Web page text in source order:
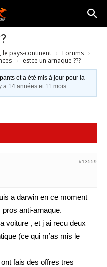
le pays-continent › Forums ›
› estce un arnaque ???
et a été mis à jour pour la
a 14 années et 11 mois.
#13559
a darwin en ce moment
pros anti-arnaque.
voiture , et j ai recu deux
(ce qui m’as mis le
fais des offres tres